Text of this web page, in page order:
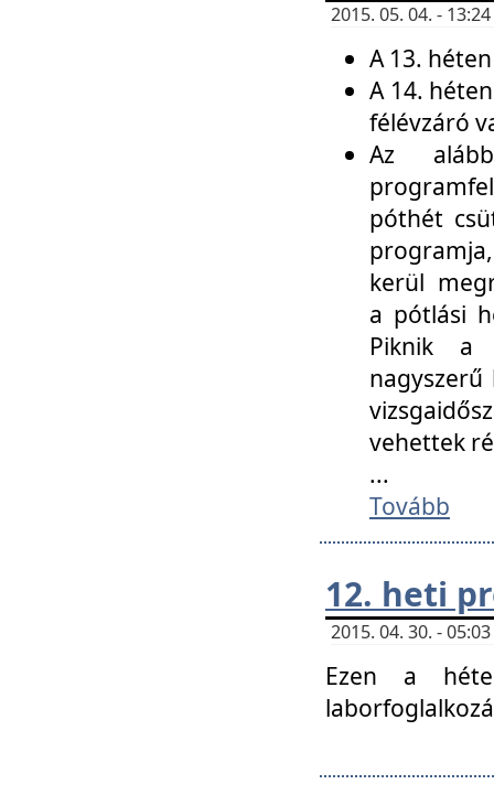
2015. 05. 04. -
A 13.
A 14.
félévzáró
Az
póthét
kerül
a pótlási
Piknik a
vehettek
...
Tovább
12. heti
2015. 04. 30. -
Ezen a